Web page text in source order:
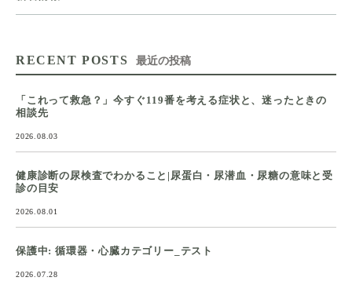
RECENT POSTS 最近の投稿
「これって救急？」今すぐ119番を考える症状と、迷ったときの
相談先
2026.08.03
健康診断の尿検査でわかること|尿蛋白・尿潜血・尿糖の意味と受
診の目安
2026.08.01
保護中: 循環器・心臓カテゴリー_テスト
2026.07.28